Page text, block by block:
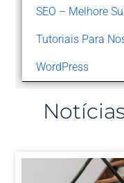
SEO – Melhore
Tutoriais Para
WordPress